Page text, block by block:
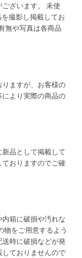
ざいます。 未使
撮影し掲載してお
無や写真は各商品
ますが、お客様の
より実際の商品の
品として掲載して
おりますのでご確
箱に破損や汚れな
物をご用意するよう
時に破損などが発
ておりませんので